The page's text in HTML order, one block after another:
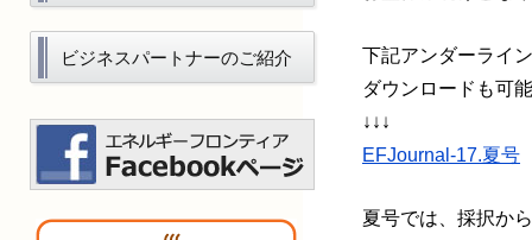
下記アンダーライ
ダウンロードも可
↓↓↓
EFJournal-17.夏号
夏号では、採択か
ビジネスパートナーのご紹介